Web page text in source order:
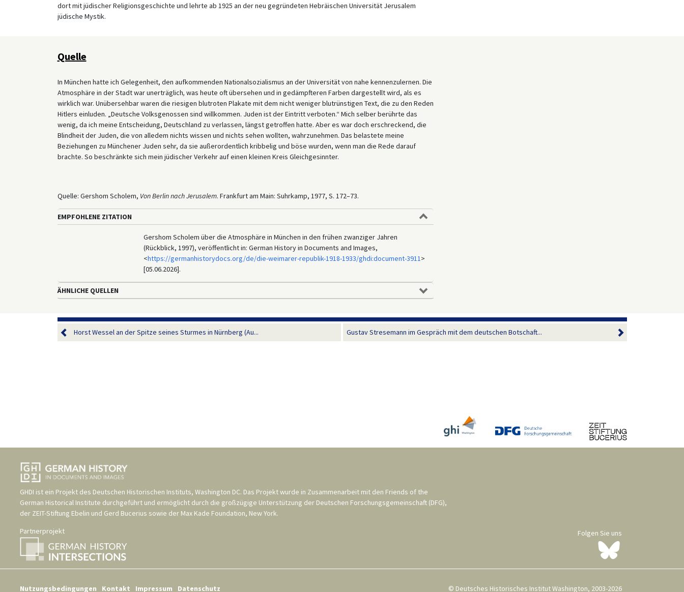
dort mit jüdischer Religionsgeschichte und lehrte ab 1925 an der neu gegründeten Hebräischen Universität Jerusalem
jüdische Mystik.
Quelle
In München hatte ich Gelegenheit, den aufkommenden Nationalsozialismus an der Universität von nahe kennenzulernen. Die
Atmosphäre in der Stadt war unerträglich, was heute oft übersehen und in gedämpfteren Farben dargestellt wird, als es
wirklich war. Unübersehbar waren die riesigen blutroten Plakate mit dem nicht weniger blutrünstigen Text, die zu den Reden
Hitlers einluden. „Deutsche Volksgenossen sind willkommen. Juden ist der Eintritt verboten.“ Mich selber berührte das
wenig, da ich meine Entscheidung, Deutschland zu verlassen, längst getroffen hatte. Aber es war doch erschreckend, die
Blindheit der Juden, die von alledem nichts wissen und nichts sehen wollten, wahrzunehmen. Das belastete meine
Beziehungen zu Münchener Juden sehr, da sie außerordentlich kribbelig und böse wurden, wenn man die Rede darauf
brachte. So beschränkte sich mein jüdischer Verkehr auf einen kleinen Kreis Gleichgesinnter.
Quelle: Gershom Scholem, Von Berlin nach Jerusalem. Frankfurt am Main: Suhrkamp, 1977, S. 172–73.
EMPFOHLENE ZITATION
Gershom Scholem über die Atmosphäre in München in den frühen zwanziger Jahren
(Rückblick, 1997), veröffentlicht in: German History in Documents and Images,
<https://germanhistorydocs.org/de/die-weimarer-republik-1918-1933/ghdi:document-3911>
[05.06.2026].
ÄHNLICHE QUELLEN
Horst Wessel an der Spitze seines Sturmes in Nürnberg (Au... Gustav Stresemann im Gespräch mit dem deutschen Botschaft...
GHDI ist ein Projekt des Deutschen Historischen Instituts, Washington DC. Das Projekt wurde in Zusammenarbeit mit den Friends of the
German Historical Institute durchgeführt und ermöglicht durch die großzügige Unterstützung der Deutschen Forschungsgemeinschaft (DFG),
der ZEIT-Stiftung Ebelin und Gerd Bucerius sowie der Max Kade Foundation, New York.
Partnerprojekt
Folgen Sie uns
Nutzungsbedingungen Kontakt Impressum Datenschutz © Deutsches Historisches Institut Washington, 2003-2026